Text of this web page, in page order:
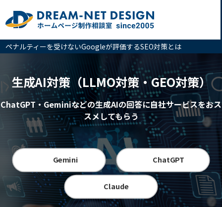
ペナルティーを受けないGoogleが評価するSEO対策とは
生成AI対策（LLMO対策・GEO対策）
ChatGPT・Geminiなどの生成AIの回答に自社サービスをおス
スメしてもらう
Gemini ChatGPT
Claude